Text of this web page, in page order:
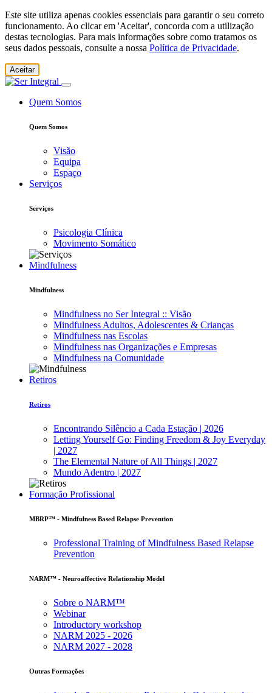
Este site utiliza apenas cookies essenciais para garantir o seu correto
funcionamento. Ao clicar em 'Aceitar', concorda com a utilização
destas tecnologias. Para mais informações sobre como tratamos os
seus dados pessoais, consulte a nossa Política de Privacidade.
Aceitar
Quem Somos
Quem Somos
Visão
Equipa
Espaço
Serviços
Serviços
Psicologia Clínica
Movimento Somático
Mindfulness
Mindfulness
Mindfulness no Ser Integral :: Visão
Mindfulness Adultos, Adolescentes & Crianças
Mindfulness nas Escolas
Mindfulness nas Organizações e Empresas
Mindfulness na Comunidade
Retiros
Retiros
Encontrando Silêncio a Cada Estação | 2026
Letting Yourself Go: Finding Freedom & Joy Everyday
| 2027
The Elemental Nature of All Things | 2027
Mundo Adentro | 2027
Formação Profissional
MBRP™ - Mindfulness Based Relapse Prevention
Professional Training of Mindfulness Based Relapse
Prevention
NARM™ - Neuroaffective Relationship Model
Sobre o NARM™
Webinar
Introductory workshop
NARM 2025 - 2026
NARM 2027 - 2028
Outras Formações